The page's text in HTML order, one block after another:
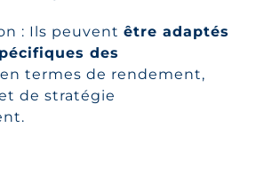
: Ils peuvent être adaptés
des
en termes de rendement,
de stratégie